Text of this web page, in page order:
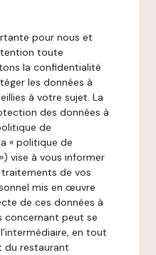
pour nous et
toute
la confidentialité
les données à
à votre sujet. La
des données à
de
« politique de
vise à vous informer
de vos
mis en œuvre
de ces données à
concernant peut se
en tout
du restaurant